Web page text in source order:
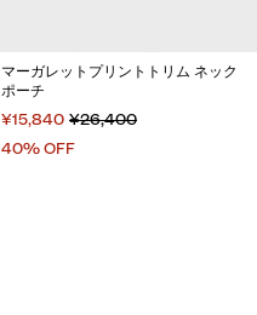
マーガレットプリントトリム ネック
ポーチ
¥15,840 ¥26,400
40% OFF